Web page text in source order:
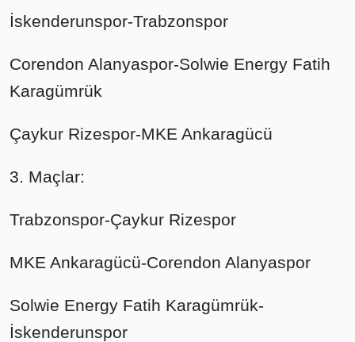
İskenderunspor-Trabzonspor
Corendon Alanyaspor-Solwie Energy Fatih
Karagümrük
Çaykur Rizespor-MKE Ankaragücü
3. Maçlar:
Trabzonspor-Çaykur Rizespor
MKE Ankaragücü-Corendon Alanyaspor
Solwie Energy Fatih Karagümrük-
İskenderunspor